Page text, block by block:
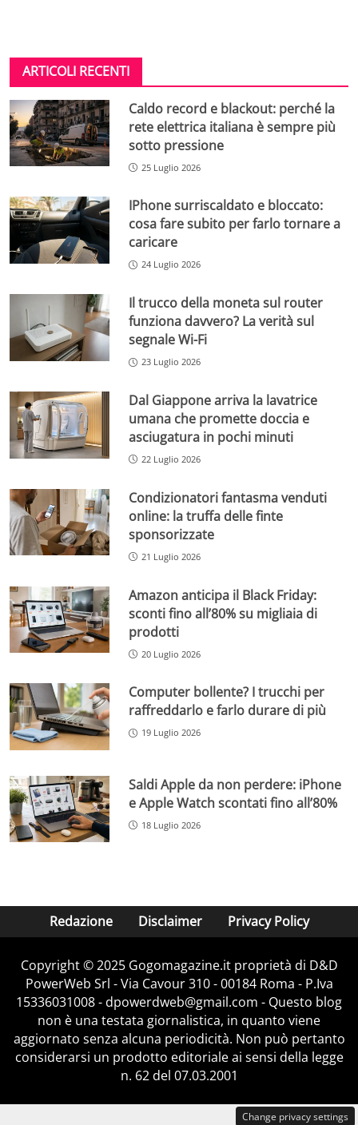
ARTICOLI RECENTI
Caldo record e blackout: perché la
rete elettrica italiana è sempre più
sotto pressione
25 Luglio 2026
IPhone surriscaldato e bloccato:
cosa fare subito per farlo tornare a
caricare
24 Luglio 2026
Il trucco della moneta sul router
funziona davvero? La verità sul
segnale Wi-Fi
23 Luglio 2026
Dal Giappone arriva la lavatrice
umana che promette doccia e
asciugatura in pochi minuti
22 Luglio 2026
Condizionatori fantasma venduti
online: la truffa delle finte
sponsorizzate
21 Luglio 2026
Amazon anticipa il Black Friday:
sconti fino all’80% su migliaia di
prodotti
20 Luglio 2026
Computer bollente? I trucchi per
raffreddarlo e farlo durare di più
19 Luglio 2026
Saldi Apple da non perdere: iPhone
e Apple Watch scontati fino all’80%
18 Luglio 2026
Redazione Disclaimer Privacy Policy
Copyright © 2025 Gogomagazine.it proprietà di D&D
PowerWeb Srl - Via Cavour 310 - 00184 Roma - P.Iva
15336031008 - dpowerdweb@gmail.com - Questo blog
non è una testata giornalistica, in quanto viene
aggiornato senza alcuna periodicità. Non può pertanto
considerarsi un prodotto editoriale ai sensi della legge
n. 62 del 07.03.2001
Change privacy settings